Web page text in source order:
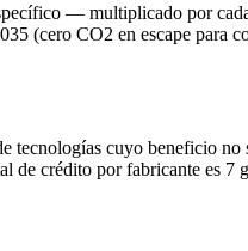
— multiplicado por
(cero CO2 en escape para
cuyo beneficio
de crédito por fabricante es